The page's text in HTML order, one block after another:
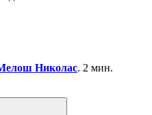
Николас. 2 мин.